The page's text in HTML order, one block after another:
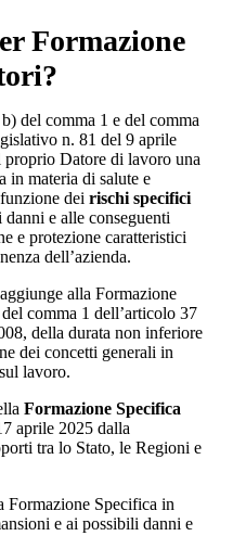
Formazione
del comma 1 e del comma
n. 81 del 9 aprile
proprio Datore di lavoro una
in materia di salute e
dei rischi specifici
e alle conseguenti
e protezione caratteristici
dell’azienda.
alla Formazione
comma 1 dell’articolo 37
della durata non inferiore
dei concetti generali in
lavoro.
Formazione Specifica
aprile 2025 dalla
tra lo Stato, le Regioni e
Formazione Specifica in
e ai possibili danni e